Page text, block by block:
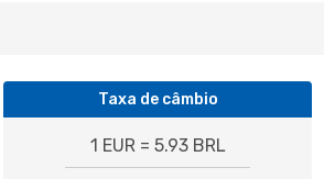
Taxa de câmbio
1 EUR = 5.93 BRL